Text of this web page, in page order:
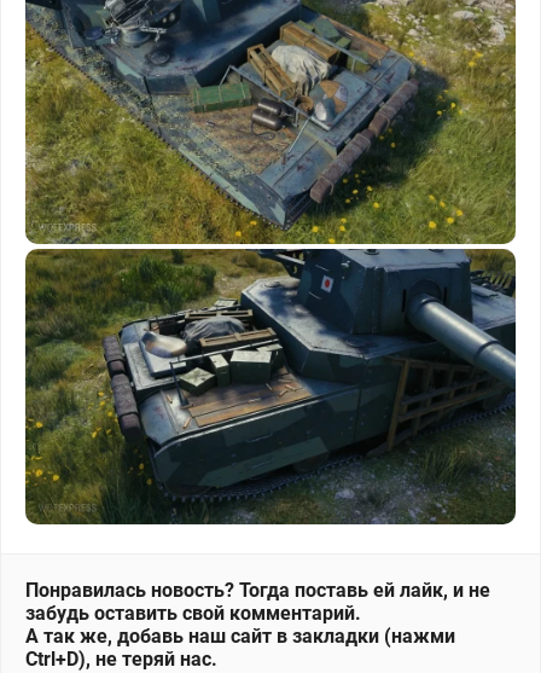
Понравилась новость? Тогда поставь ей лайк, и не
забудь оставить свой комментарий.
А так же, добавь наш сайт в закладки (нажми
Ctrl+D), не теряй нас.